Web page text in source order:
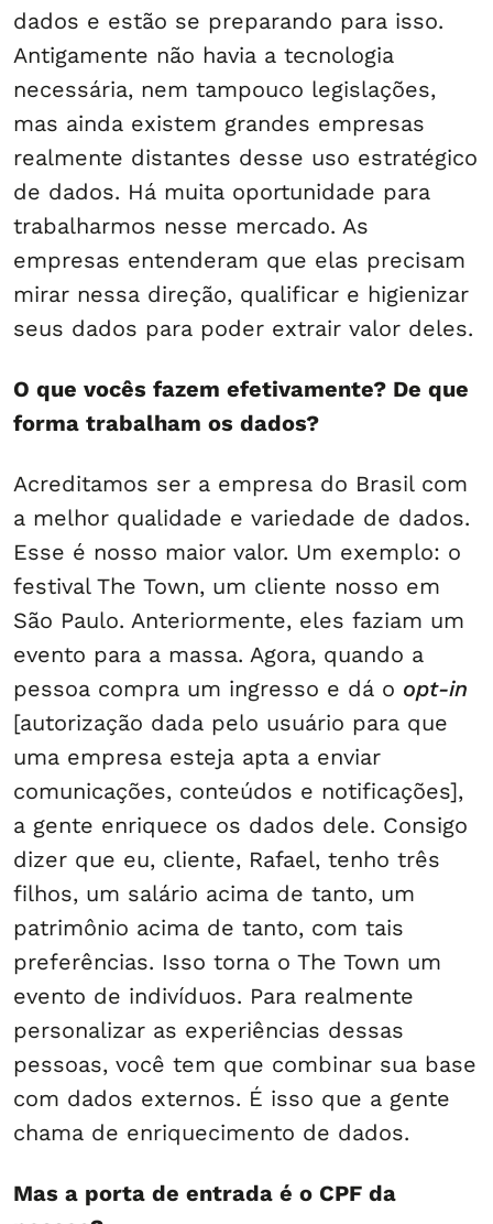
dados e estão se preparando para isso.
Antigamente não havia a tecnologia
necessária, nem tampouco legislações,
mas ainda existem grandes empresas
realmente distantes desse uso estratégico
de dados. Há muita oportunidade para
trabalharmos nesse mercado. As
empresas entenderam que elas precisam
mirar nessa direção, qualificar e higienizar
seus dados para poder extrair valor deles.
O que vocês fazem efetivamente? De que
forma trabalham os dados?
Acreditamos ser a empresa do Brasil com
a melhor qualidade e variedade de dados.
Esse é nosso maior valor. Um exemplo: o
festival The Town, um cliente nosso em
São Paulo. Anteriormente, eles faziam um
evento para a massa. Agora, quando a
pessoa compra um ingresso e dá o opt-in
[autorização dada pelo usuário para que
uma empresa esteja apta a enviar
comunicações, conteúdos e notificações],
a gente enriquece os dados dele. Consigo
dizer que eu, cliente, Rafael, tenho três
filhos, um salário acima de tanto, um
patrimônio acima de tanto, com tais
preferências. Isso torna o The Town um
evento de indivíduos. Para realmente
personalizar as experiências dessas
pessoas, você tem que combinar sua base
com dados externos. É isso que a gente
chama de enriquecimento de dados.
Mas a porta de entrada é o CPF da